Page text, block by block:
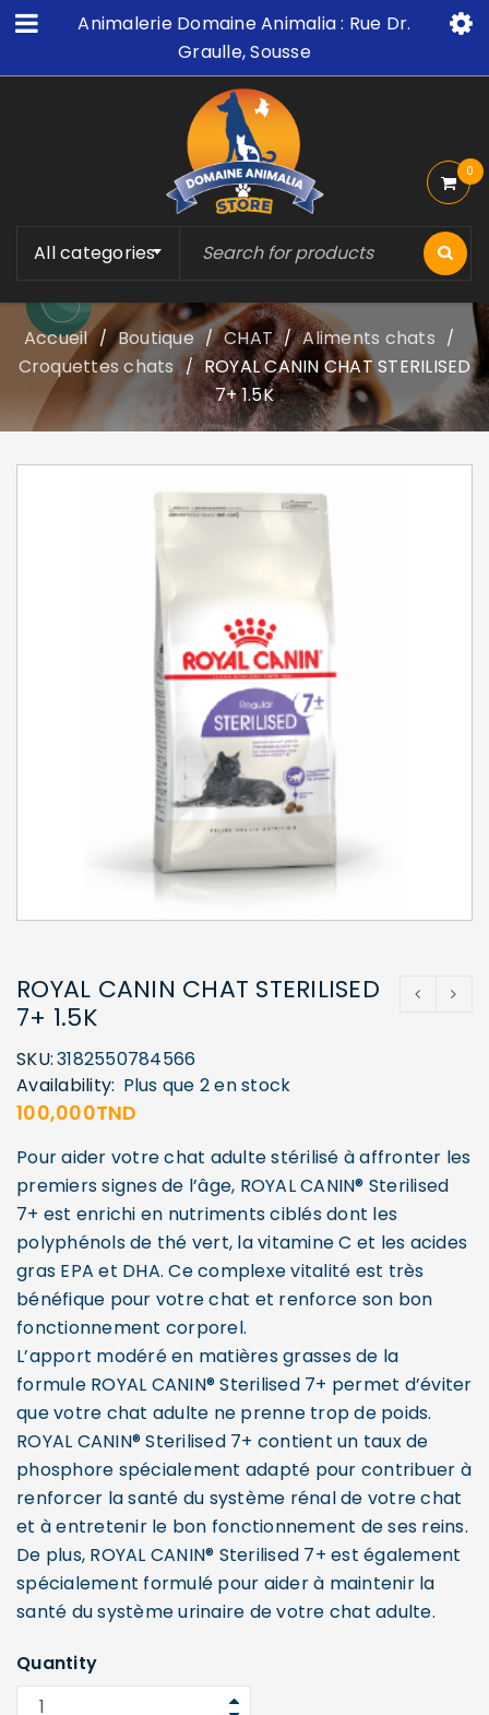
Animalerie Domaine Animalia : Rue Dr.
Graulle, Sousse
All categories
0
Accueil / Boutique / CHAT / Aliments chats /
Croquettes chats / ROYAL CANIN CHAT STERILISED
7+ 1.5K
ROYAL CANIN CHAT STERILISED
7+ 1.5K
SKU:3182550784566
Availability: Plus que 2 en stock
100,000TND
Pour aider votre chat adulte stérilisé à affronter les
premiers signes de l’âge, ROYAL CANIN® Sterilised
7+ est enrichi en nutriments ciblés dont les
polyphénols de thé vert, la vitamine C et les acides
gras EPA et DHA. Ce complexe vitalité est très
bénéfique pour votre chat et renforce son bon
fonctionnement corporel.
L’apport modéré en matières grasses de la
formule ROYAL CANIN® Sterilised 7+ permet d’éviter
que votre chat adulte ne prenne trop de poids.
ROYAL CANIN® Sterilised 7+ contient un taux de
phosphore spécialement adapté pour contribuer à
renforcer la santé du système rénal de votre chat
et à entretenir le bon fonctionnement de ses reins.
De plus, ROYAL CANIN® Sterilised 7+ est également
spécialement formulé pour aider à maintenir la
santé du système urinaire de votre chat adulte.
Quantity